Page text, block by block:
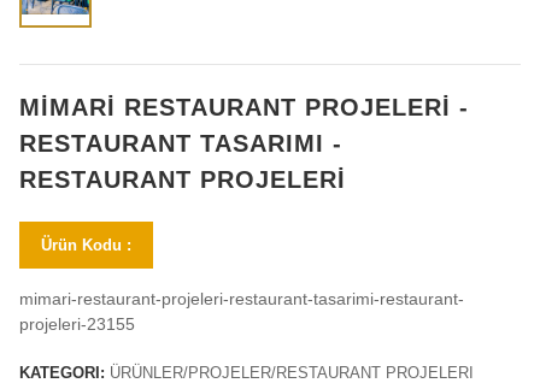
MİMARİ RESTAURANT PROJELERİ -
RESTAURANT TASARIMI -
RESTAURANT PROJELERİ
Ürün Kodu :
mimari-restaurant-projeleri-restaurant-tasarimi-restaurant-
projeleri-23155
KATEGORI: ÜRÜNLER/PROJELER/RESTAURANT PROJELERI